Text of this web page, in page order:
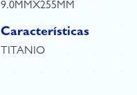
9.0MMX255MM
Características
TITANIO